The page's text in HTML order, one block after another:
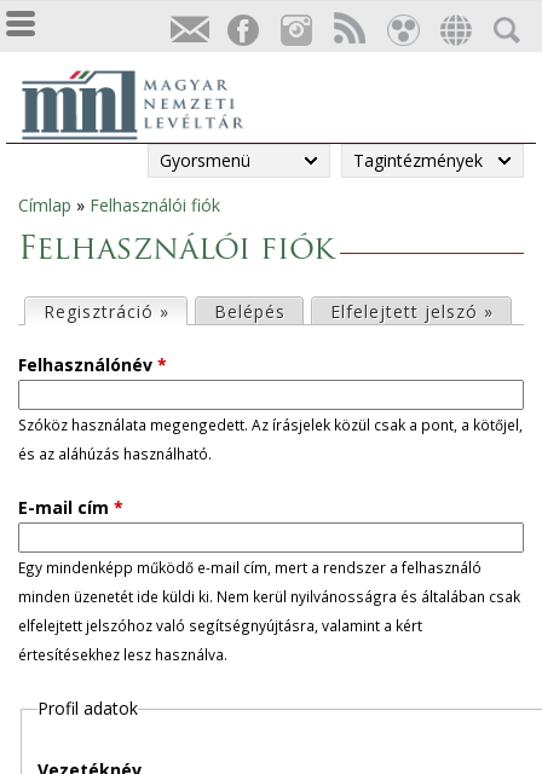
Gyorsmenü Tagintézmények
Jelenlegi
hely
Címlap » Felhasználói fiók
Felhasználói fiók
l
s
ő
d
l
e
g
e
Regisztráció » (aktív fül)
Belépés Elfelejtett jelszó »
Felhasználónév *
Szóköz használata megengedett. Az írásjelek közül csak a pont, a kötőjel,
és az aláhúzás használható.
E-mail cím *
Egy mindenképp működő e-mail cím, mert a rendszer a felhasználó
minden üzenetét ide küldi ki. Nem kerül nyilvánosságra és általában csak
elfelejtett jelszóhoz való segítségnyújtásra, valamint a kért
értesítésekhez lesz használva.
Profil adatok